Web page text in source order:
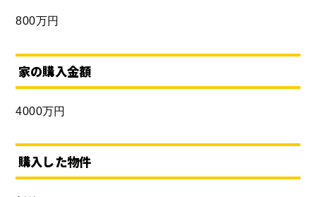
800万円
家の購入金額
4000万円
購入した物件